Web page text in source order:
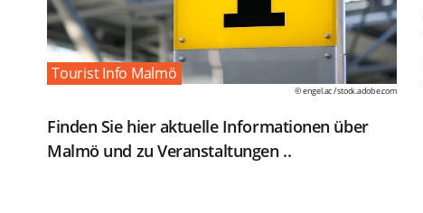
Tourist Info Malmö
© engel.ac /stock.adobe.com
Finden Sie hier aktuelle Informationen über
Malmö und zu Veranstaltungen ..